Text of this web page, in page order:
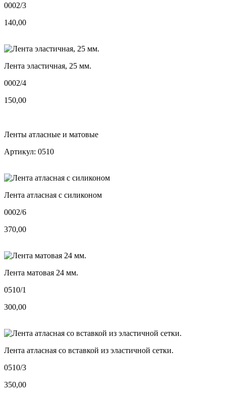
0002/3
140,00
Лента эластичная, 25 мм.
0002/4
150,00
Ленты атласные и матовые
Артикул: 0510
Лента атласная с силиконом
0002/6
370,00
Лента матовая 24 мм.
0510/1
300,00
Лента атласная со вставкой из эластичной сетки.
0510/3
350,00